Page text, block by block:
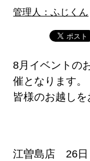
管理人：ふじくん
8月イベントの
催となります。
皆様のお越しを
江曽島店 26日